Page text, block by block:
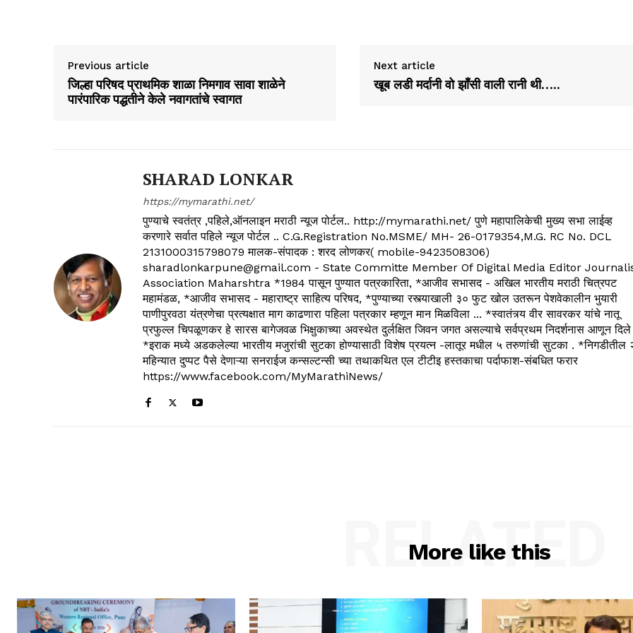
Previous article
जिल्हा परिषद प्राथमिक शाळा निमगाव सावा शाळेने
पारंपारिक पद्धतीने केले नवागतांचे स्वागत
Next article
खूब लडी मर्दानी वो झॉंसी वाली रानी थी…..
SHARAD LONKAR
https://mymarathi.net/
पुण्याचे स्वतंत्र ,पहिले,ऑनलाइन मराठी न्यूज पोर्टल.. http://mymarathi.net/ पुणे महापालिकेची मुख्य सभा लाईव्ह
करणारे सर्वात पहिले न्यूज पोर्टल .. C.G.Registration No.MSME/ MH- 26-0179354,M.G. RC No. DCL
2131000315798079 मालक-संपादक : शरद लोणकर( mobile-9423508306)
sharadlonkarpune@gmail.com - State Committe Member Of Digital Media Editor
Association Maharshtra *1984 पासून पुण्यात पत्रकारिता, *आजीव सभासद - अखिल भारतीय मराठी चित्रपट
महामंडळ, *आजीव सभासद - महाराष्ट्र साहित्य परिषद, *पुण्याच्या रस्त्याखाली ३० फुट खोल उतरून पेशवेकालीन भुयारी
पाणीपुरवठा यंत्रणेचा प्रत्यक्षात माग काढणारा पहिला पत्रकार म्हणून मान मिळविला ... *स्वातंत्र्य वीर सावरकर यांचे नातू
प्रफुल्ल चिपळूणकर हे सारस बागेजवळ भिक्षुकाच्या अवस्थेत दुर्लक्षित जिवन जगत असल्याचे सर्वप्रथम निदर्शनास आणून दिले
*इराक मध्ये अडकलेल्या भारतीय मजुरांची सुटका होण्यासाठी विशेष प्रयत्न -लातूर मधील ५ तरुणांची सुटका . *निगडीतील
महिन्यात दुप्पट पैसे देणाऱ्या सनराईज कन्सल्टन्सी च्या तथाकथित एल टीटीइ हस्तकाचा पर्दाफाश-संबधित फरार
https://www.facebook.com/MyMarathiNews/
More like this
RELATED